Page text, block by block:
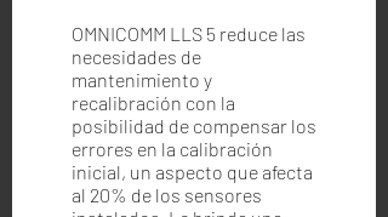
OMNICOMM LLS 5 reduce las
necesidades de
mantenimiento y
recalibración con la
posibilidad de compensar los
errores en la calibración
inicial, un aspecto que afecta
al 20% de los sensores